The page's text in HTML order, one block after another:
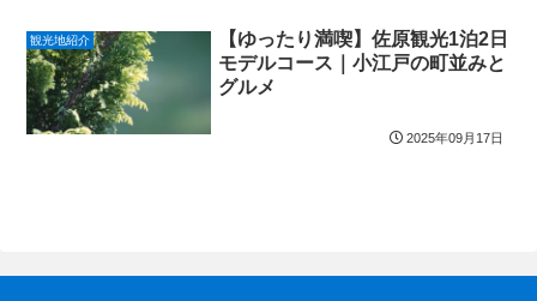
観光地紹介
【ゆったり満喫】佐原観光1泊2日
モデルコース｜小江戸の町並みと
グルメ
2025年09月17日